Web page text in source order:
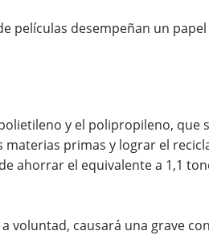
películas desempeñan un
y el polipropileno, que
primas y lograr el
ahorrar el equivalente a 1,1
voluntad, causará una grave